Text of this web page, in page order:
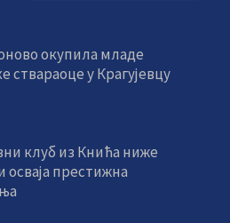
окупила младе
ствараоце у Крагујевцу
клуб из Кнића ниже
осваја престижна